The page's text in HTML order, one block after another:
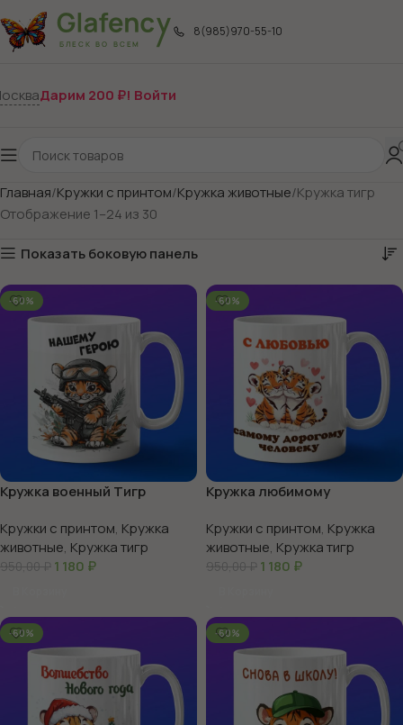
8(985)970-55-10
Дарим 200 ₽! Войти
Главная Кружки с принтом Кружка животные Кружка тигр
Отображение 1–24 из 30
Показать боковую панель
-60%
Кружка военный Тигр
Кружки с принтом, Кружка
животные, Кружка тигр
950,00₽ 1 180 ₽
-60%
Кружка любимому
Кружки с принтом, Кружка
животные, Кружка тигр
950,00₽ 1 180 ₽
-60% -60%